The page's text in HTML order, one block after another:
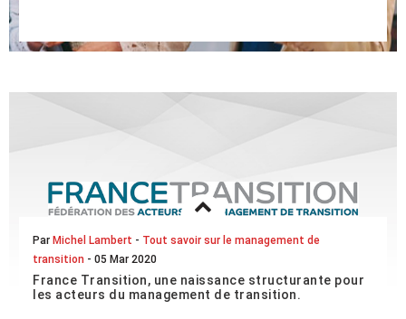
Covid-19. Si personne n’est en mesu...
Par Michel Lambert - Tout savoir sur le management de
transition - 05 Mar 2020
France Transition, une naissance structurante pour
les acteurs du management de transition.